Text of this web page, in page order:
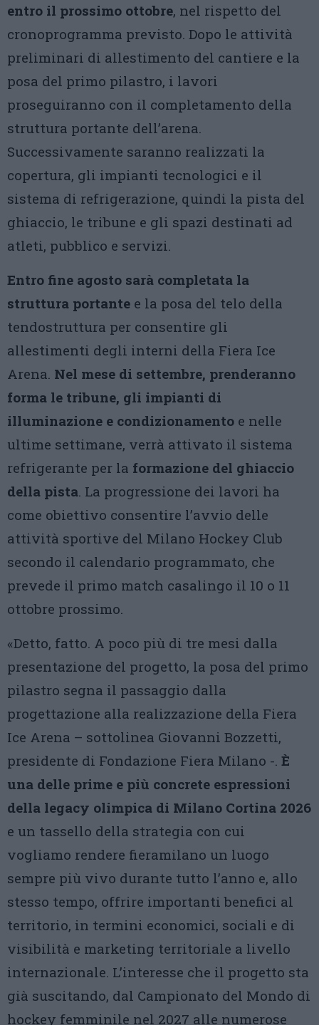
entro il prossimo ottobre, nel rispetto del
cronoprogramma previsto. Dopo le attività
preliminari di allestimento del cantiere e la
posa del primo pilastro, i lavori
proseguiranno con il completamento della
struttura portante dell’arena.
Successivamente saranno realizzati la
copertura, gli impianti tecnologici e il
sistema di refrigerazione, quindi la pista del
ghiaccio, le tribune e gli spazi destinati ad
atleti, pubblico e servizi.
Entro fine agosto sarà completata la
struttura portante e la posa del telo della
tendostruttura per consentire gli
allestimenti degli interni della Fiera Ice
Arena. Nel mese di settembre, prenderanno
forma le tribune, gli impianti di
illuminazione e condizionamento e nelle
ultime settimane, verrà attivato il sistema
refrigerante per la formazione del ghiaccio
della pista. La progressione dei lavori ha
come obiettivo consentire l’avvio delle
attività sportive del Milano Hockey Club
secondo il calendario programmato, che
prevede il primo match casalingo il 10 o 11
ottobre prossimo.
«Detto, fatto. A poco più di tre mesi dalla
presentazione del progetto, la posa del primo
pilastro segna il passaggio dalla
progettazione alla realizzazione della Fiera
Ice Arena – sottolinea Giovanni Bozzetti,
presidente di Fondazione Fiera Milano -. È
una delle prime e più concrete espressioni
della legacy olimpica di Milano Cortina 2026
e un tassello della strategia con cui
vogliamo rendere fieramilano un luogo
sempre più vivo durante tutto l’anno e, allo
stesso tempo, offrire importanti benefici al
territorio, in termini economici, sociali e di
visibilità e marketing territoriale a livello
internazionale. L’interesse che il progetto sta
già suscitando, dal Campionato del Mondo di
hockey femminile nel 2027 alle numerose